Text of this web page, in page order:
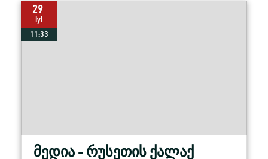
29
Iyl
11:33
მედია - რუსეთის ქალაქ